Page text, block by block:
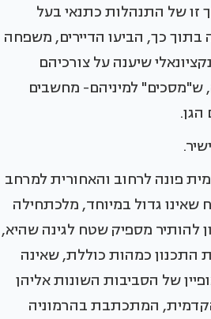
זו של התנהלות כתנאי בעל
כך, הביעו הדיירים, משפחה
שיענה על צורכיהם
ש"מסכים" למיניהם- מחשבים
הגן.
פונה לרחוב והאחורית למרחב
גדול במיוחד, מלכתחילה
להותיר מספיק שטח לגינה שהיא,
כמהות כוללת, שאינה
של הסביבות השונות אליהן
הקדמית, המתכתבת בהרמוניה